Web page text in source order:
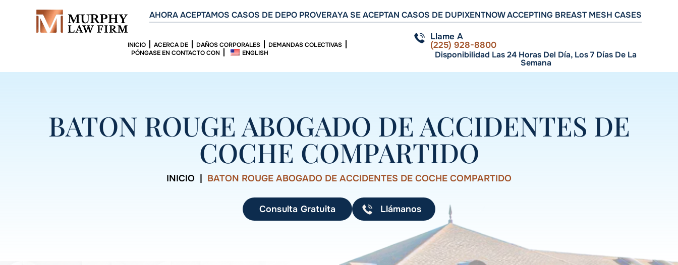
AHORA ACEPTAMOS CASOS DE DEPO PROVERAYA SE ACEPTAN CASOS DE DUPIXENTNOW ACCEPTING BREAST MESH CASES
INICIO ACERCA DE DAÑOS CORPORALES
DEMANDAS COLECTIVAS
PÓNGASE EN CONTACTO CON
ENGLISH
Llame A
(225) 928-8800
Disponibilidad Las 24 Horas Del Día, Los 7 Días De La
Semana
BATON ROUGE ABOGADO DE ACCIDENTES DE
COCHE COMPARTIDO
INICIO BATON ROUGE ABOGADO DE ACCIDENTES DE COCHE COMPARTIDO
Consulta Gratuita Llámanos